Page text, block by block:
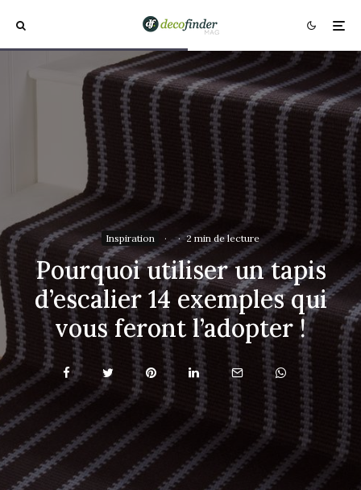
Inspiration · · 2 min de lecture
Pourquoi utiliser un tapis
d’escalier 14 exemples qui
vous feront l’adopter !